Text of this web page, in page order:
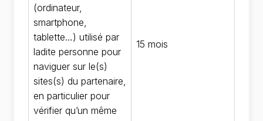
(ordinateur,
smartphone,
tablette…) utilisé par
ladite personne pour
naviguer sur le(s)
sites(s) du partenaire,
en particulier pour
vérifier qu’un même
15 mois